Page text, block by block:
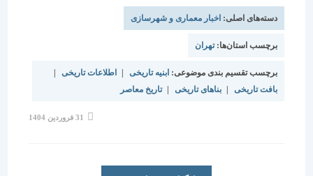
دسته‌های اصلی:اخبار معماری و شهرسازی
برچسب استان‌ها:تهران
برچسب تقسیم بندی موضوعی:ابنیه تاریخی | اطلاعات تاریخی |
بافت تاریخی | بناهای تاریخی | تاریخ معاصر